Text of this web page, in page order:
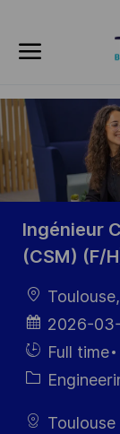
-
Ingénieur
(CSM) (F/
Ort
Datum der
2026-
Full time
Kategorie
Toulouse